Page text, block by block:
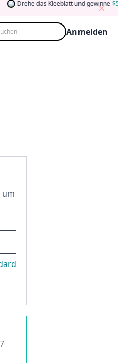
Drehe das Kleeblatt und gewinne 5
Anmelden
um